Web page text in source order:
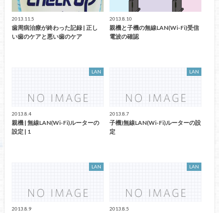
2013.11.5
歯周病治療が終わった記録 | 正し
い歯のケアと悪い歯のケア
2013.8.10
親機と子機の無線LAN(Wi-Fi)受信
電波の確認
LAN
2013.8.4
親機 | 無線LAN(Wi-Fi)ルーターの
設定 | 1
LAN
2013.8.7
子機)無線LAN(Wi-Fi)ルーターの設
定
LAN
2013.8.9
LAN
2013.8.5